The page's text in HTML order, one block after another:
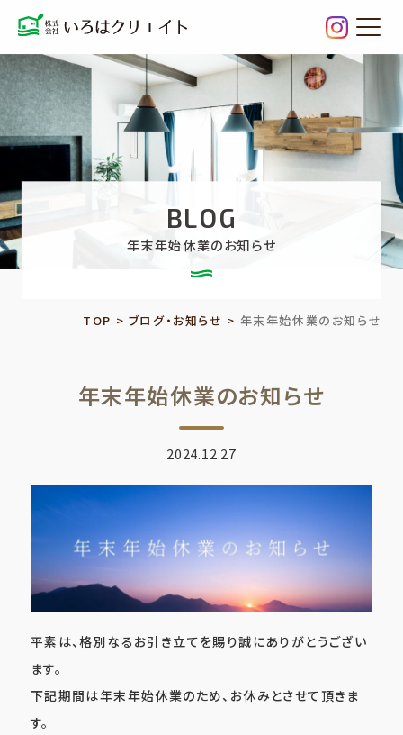
年末年
BLOG
年末年始休業のお知らせ
TOP > ブログ・お知らせ > 年末年始休業のお知らせ
年末年始休業のお知らせ
2024.12.27
平素は、格別なるお引き立てを賜り誠にありがとうござい
ます。
下記期間は年末年始休業のため、お休みとさせて頂きま
す。